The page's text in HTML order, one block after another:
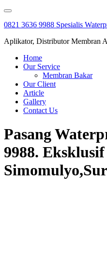
Skip
content
0821 3636 9988 Spesialis
Aplikator, Distributor Membran
Home
Our Service
Membran Bakar
Our Client
Article
Gallery
Contact Us
Pasang
9988.